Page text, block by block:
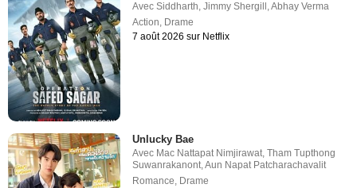
AvecSiddharth,Jimmy Shergill ,Abhay Verma
Action, Drame
7 août 2026 sur Netflix
Unlucky Bae
Avec Mac Nattapat Nimjirawat,Tham Tupthong
Suwanrakanont,Aun Napat Patcharachavalit
Romance, Drame